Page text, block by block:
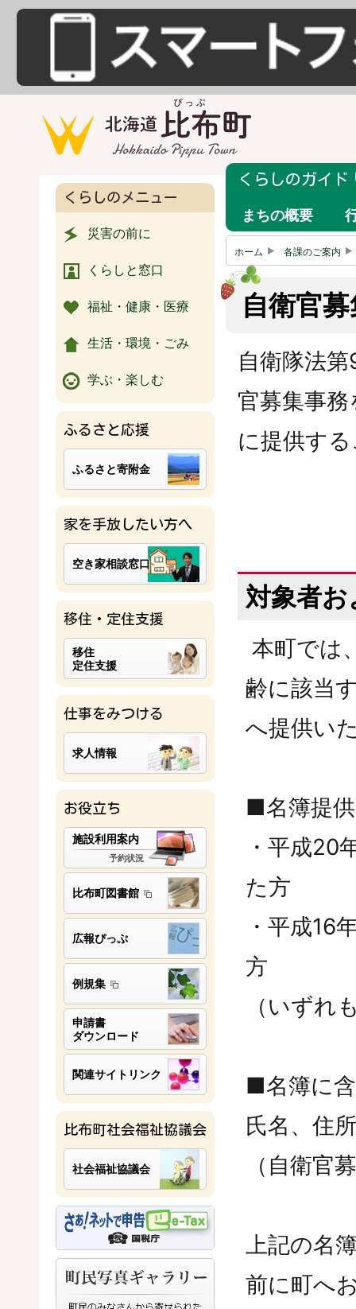
くらしのガイド
まちの概要
ホーム 各課のご案内
自衛官
自衛隊法
官募集事
に提供す
対象者
本町では
齢に該当
へ提供い
■名簿提
・平成20
た方
・平成16
方
（いずれ
■名簿に
氏名、住
（自衛官
上記の名
前に町へ
くらしのメニュー
災害の前に
くらしと窓口
福祉・健康・医療
生活・環境・ごみ
学ぶ・楽しむ
ふるさと応援
ふるさと寄附金
家を手放したい方へ
空き家相談窓口
移住・定住支援
移住
定住支援
仕事をみつける
求人情報
お役立ち
施設利用案内
予約状況
比布町図書館
広報ぴっぷ
例規集
申請書
ダウンロード
関連サイトリンク
比布町社会福祉協議会
社会福祉協議会